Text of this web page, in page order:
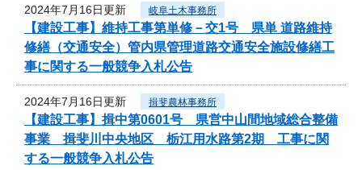
2024年7月16日更新 岐阜土木事務所
【建設工事】維持工事第単修－交1号 県単 道路維持
修繕（交通安全）管内県管理道路交通安全施設修繕工
事に関する一般競争入札公告
2024年7月16日更新 揖斐農林事務所
【建設工事】揖中第0601号 県営中山間地域総合整備
事業 揖斐川中央地区 栃江用水路第2期 工事に関
する一般競争入札公告